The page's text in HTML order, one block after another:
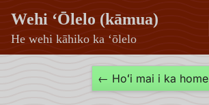
Wehi ʻŌlelo (kāmua)
He wehi kāhiko ka ʻōlelo
← Hoʻi mai i ka home